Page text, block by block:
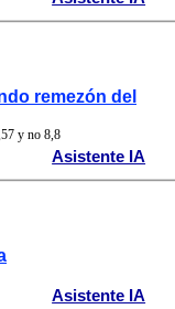
remezón del
y no 8,8
Asistente IA
Asistente IA